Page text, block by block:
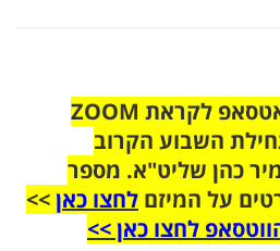
הצטרפו לקבוצת הוואטסאפ לקראת ZOOM
השבוע הקרוב
כהן שליט"א. מספר
על המיזם לחצו כאן>>
לחצו כאן >>